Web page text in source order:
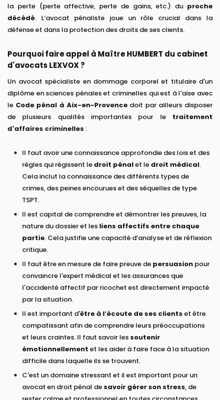
la perte (perte affective, perte de gains, etc.) du proche
décédé. L’avocat pénaliste joue un rôle crucial dans la
défense et dans la protection des droits de ses clients.
Pourquoi faire appel à Maître HUMBERT du cabinet
d'avocats LEXVOX ?
Un avocat spécialiste en dommage corporel et titulaire d'un
diplôme en sciences pénales et criminelles qui est à l'aise avec
le Code pénal à Aix-en-Provencedoit par ailleurs disposer
de plusieurs qualités importantes pour le traitement
d'affaires criminelles :
Il faut avoir une connaissance approfondie des lois et des
règles qui régissent le droit pénalet le droit médical.
Cela inclut la connaissance des différents types de
crimes, des peines encourues et des séquelles de type
TSPT.
Il est capital de comprendre et démontrer les preuves, la
nature du dossier et les liens affectifs entre chaque
partie. Cela justifie une capacité d’analyse et de réflexion
critique.
Il faut être en mesure de faire preuve de persuasion pour
convaincre l'expert médical et les assurances que
l'accidenté affectif par ricochet est directement impacté
par la situation.
Il est important d'être à l’écoute de ses clients et être
compatissant afin de comprendre leurs préoccupations
et leurs craintes. Il faut savoir les soutenir
émotionnellement et les aider à faire face à la situation
difficile dans laquelle ils se trouvent.
C'est un domaine stressant et il est important pour un
avocat en droit pénal de savoir gérer son stress, de